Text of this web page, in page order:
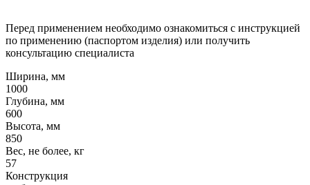
Перед применением необходимо ознакомиться с инструкцией
по применению (паспортом изделия) или получить
консультацию специалиста
Ширина, мм
1000
Глубина, мм
600
Высота, мм
850
Вес, не более, кг
57
Конструкция